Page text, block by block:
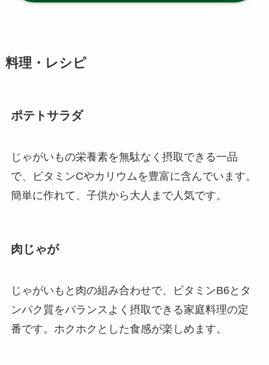
料理・レシピ
ポテトサラダ
じゃがいもの栄養素を無駄なく摂取できる一品
で、ビタミンCやカリウムを豊富に含んでいます。
簡単に作れて、子供から大人まで人気です。
肉じゃが
じゃがいもと肉の組み合わせで、ビタミンB6とタ
ンパク質をバランスよく摂取できる家庭料理の定
番です。ホクホクとした食感が楽しめます。